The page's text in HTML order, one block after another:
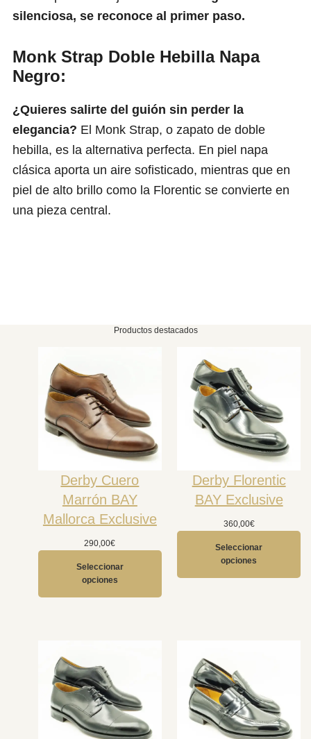
silenciosa, se reconoce al primer paso.
Monk Strap Doble Hebilla Napa
Negro:
¿Quieres salirte del guión sin perder la
elegancia? El Monk Strap, o zapato de doble
hebilla, es la alternativa perfecta. En piel napa
clásica aporta un aire sofisticado, mientras que en
piel de alto brillo como la Florentic se convierte en
una pieza central.
Productos destacados
Derby Cuero
Marrón BAY
Mallorca Exclusive
290,00€
Seleccionar
opciones
Derby Florentic
BAY Exclusive
360,00€
Seleccionar
opciones